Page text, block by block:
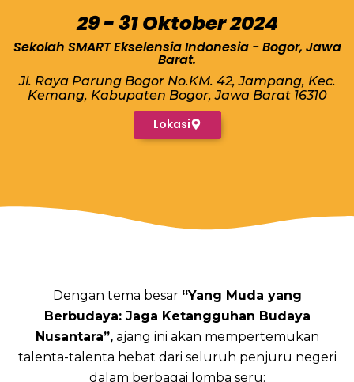
29 - 31 Oktober 2024
Sekolah SMART Ekselensia Indonesia - Bogor, Jawa
Barat.
Jl. Raya Parung Bogor No.KM. 42, Jampang, Kec.
Kemang, Kabupaten Bogor, Jawa Barat 16310
Lokasi
Dengan tema besar “Yang Muda yang
Berbudaya: Jaga Ketangguhan Budaya
Nusantara”,ajang ini akan mempertemukan
talenta-talenta hebat dari seluruh penjuru negeri
dalam berbagai lomba seru: